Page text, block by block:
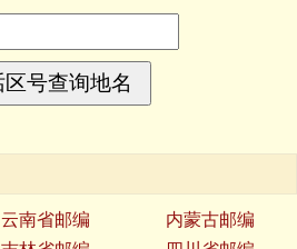
云南省邮编
内蒙古邮编